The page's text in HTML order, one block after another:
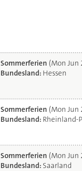
Sommerferien (Mon Jun
Bundesland: Hessen
Sommerferien (Mon Jun
Bundesland: Rheinland-
Sommerferien (Mon Jun
Bundesland: Saarland